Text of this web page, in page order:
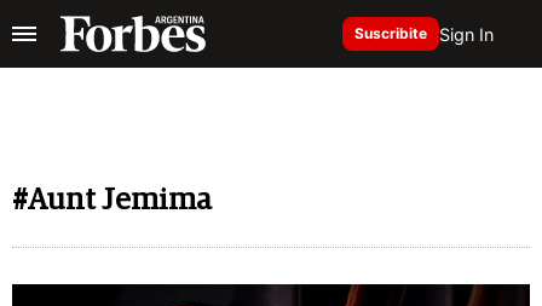
Suscribite Sign In
#Aunt Jemima